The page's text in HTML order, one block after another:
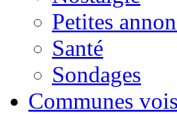
Petites
Santé
Sondages
Communes